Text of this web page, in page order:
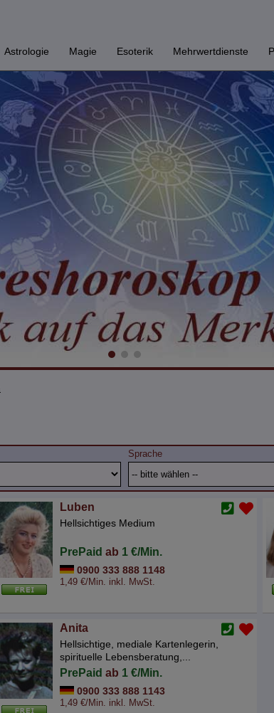
Astrologie Magie Esoterik Mehrwertdienste
Sprache
Luben
Hellsichtiges Medium
PrePaid ab 1 €/Min.
0900 333 888 1148
1,49 €/Min. inkl. MwSt.
Anita
Hellsichtige, mediale Kartenlegerin,
spirituelle Lebensberatung,...
PrePaid ab 1 €/Min.
0900 333 888 1143
1,49 €/Min. inkl. MwSt.